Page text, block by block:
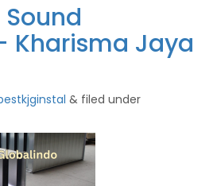
Kharisma Jaya
& filed under